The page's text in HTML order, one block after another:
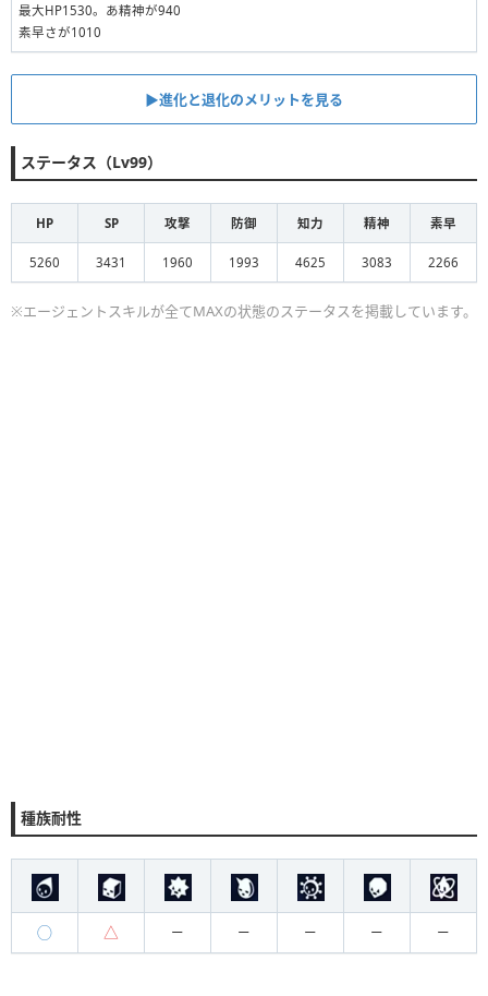
最大HP1530。あ精神が940
素早さが1010
▶︎進化と退化のメリットを見る
ステータス（Lv99）
HP SP 攻撃 防御 知力 精神 素早
5260 3431 1960 1993 4625 3083 2266
※エージェントスキルが全てMAXの状態のステータスを掲載しています。
種族耐性
◯ △ ー ー ー ー ー